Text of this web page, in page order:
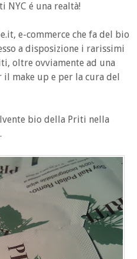
NYC é una realtà!
e-commerce che fa del bio
a disposizione i rarissimi
oltre ovviamente ad una
make up e per la cura del
bio della Priti nella